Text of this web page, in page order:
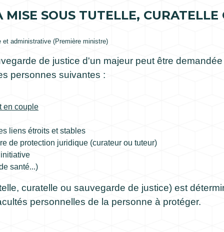
SOUS TUTELLE, CURATELLE
administrative (Première ministre)
de justice d'un majeur peut être
personnes suivantes :
en couple
liens étroits et stables
de protection juridique (curateur ou tuteur)
santé...)
curatelle ou sauvegarde de justice) est
personnelles de la personne à protéger.